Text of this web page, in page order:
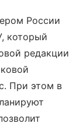
России
который
редакции
При этом в